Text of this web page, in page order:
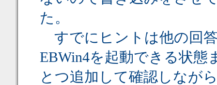
た。
すでにヒントは他の回
EBWin4を起動できる状
とつ追加して確認しなが